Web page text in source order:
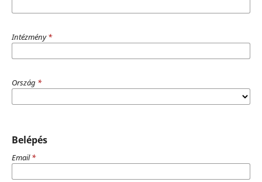
Intézmény*
Ország *
Belépés
Email*